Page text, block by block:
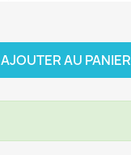
AJOUTER AU PANIER